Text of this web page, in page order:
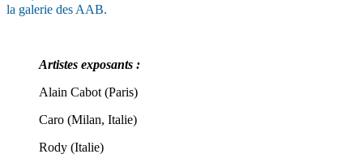
la galerie des AAB.
Artistes exposants :
Alain Cabot (Paris)
Caro (Milan, Italie)
Rody (Italie)